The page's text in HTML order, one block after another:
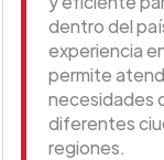
dentro del
experiencia
permite
necesidades
diferentes
regiones.